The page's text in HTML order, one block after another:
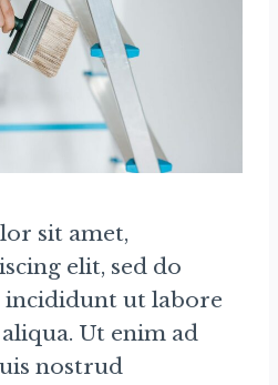
sit amet,
elit, sed do
ut labore
Ut enim ad
nostrud